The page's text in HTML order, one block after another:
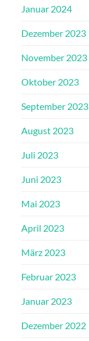
Januar 2024
Dezember 2023
November 2023
Oktober 2023
September 2023
August 2023
Juli 2023
Juni 2023
Mai 2023
April 2023
März 2023
Februar 2023
Januar 2023
Dezember 2022